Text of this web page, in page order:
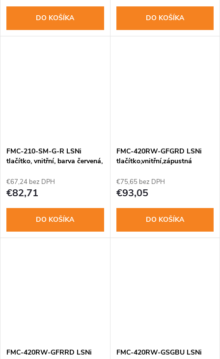
DO KOŠÍKA DO KOŠÍKA
FMC-210-SM-G-R LSNi
tlačítko, vnitřní, barva červená,
€67,24 bez DPH
€82,71
DO KOŠÍKA
FMC-420RW-GFGRD LSNi
tlačítko,vnitřní,zápustná
€75,65 bez DPH
€93,05
DO KOŠÍKA
FMC-420RW-GFRRD LSNi
FMC-420RW-GSGBU LSNi